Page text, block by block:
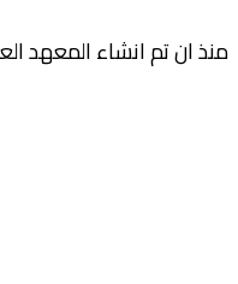
منذ ان تم انشاء المعهد العالى لعلوم